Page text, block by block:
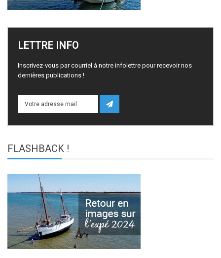
LETTRE INFO
Inscrivez-vous par courriel à notre infolettre pour recevoir nos
dernières publications !
FLASHBACK !